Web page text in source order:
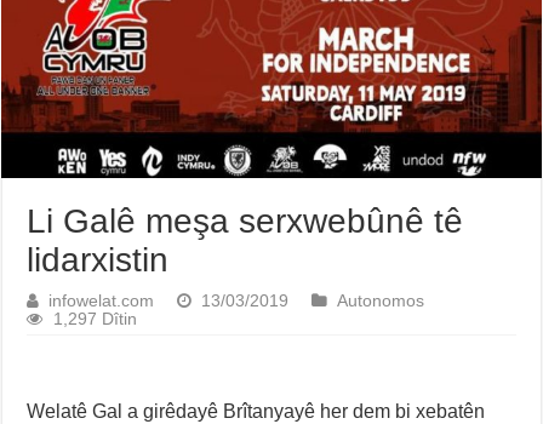
Li Galê meşa serxwebûnê tê
lidarxistin
infowelat.com 13/03/2019
Autonomos
1,297 Dîtin
Welatê Gal a girêdayê Brîtanyayê her dem bi xebatên